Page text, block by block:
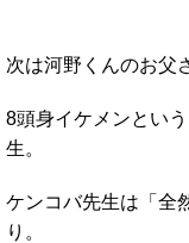
次は河野くんのお父
8頭身イケメンとい
生。
ケンコバ先生は「全
り。